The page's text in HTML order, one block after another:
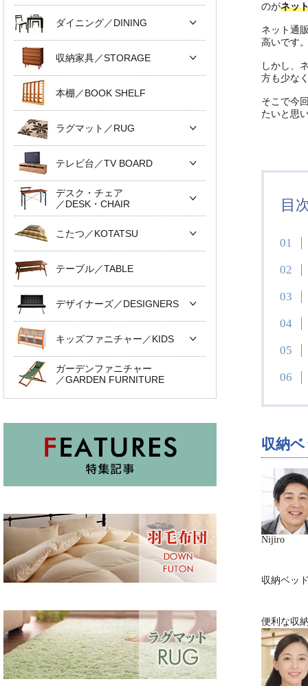
のがネッ
ネット通
高いです
しかし、
方も少な
そこで今
たいと思
目
収納
Nijiro
収納ベッ
便利な収
ダイニング／DINING
収納家具／STORAGE
本棚／BOOK SHELF
ラグマット／RUG
テレビ台／TV BOARD
デスク・チェア
／DESK・CHAIR
こたつ／KOTATSU
テーブル／TABLE
デザイナーズ／DESIGNERS
キッズファニチャー／KIDS
ガーデンファニチャー
／GARDEN FURNITURE